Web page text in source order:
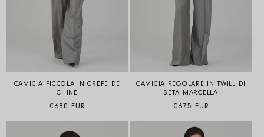
CAMICIA PICCOLA IN CREPE DE
CHINE
Prezzo di listino
€680 EUR
CAMICIA REGOLARE IN TWILL DI
SETA MARCELLA
Prezzo di listino
€675 EUR